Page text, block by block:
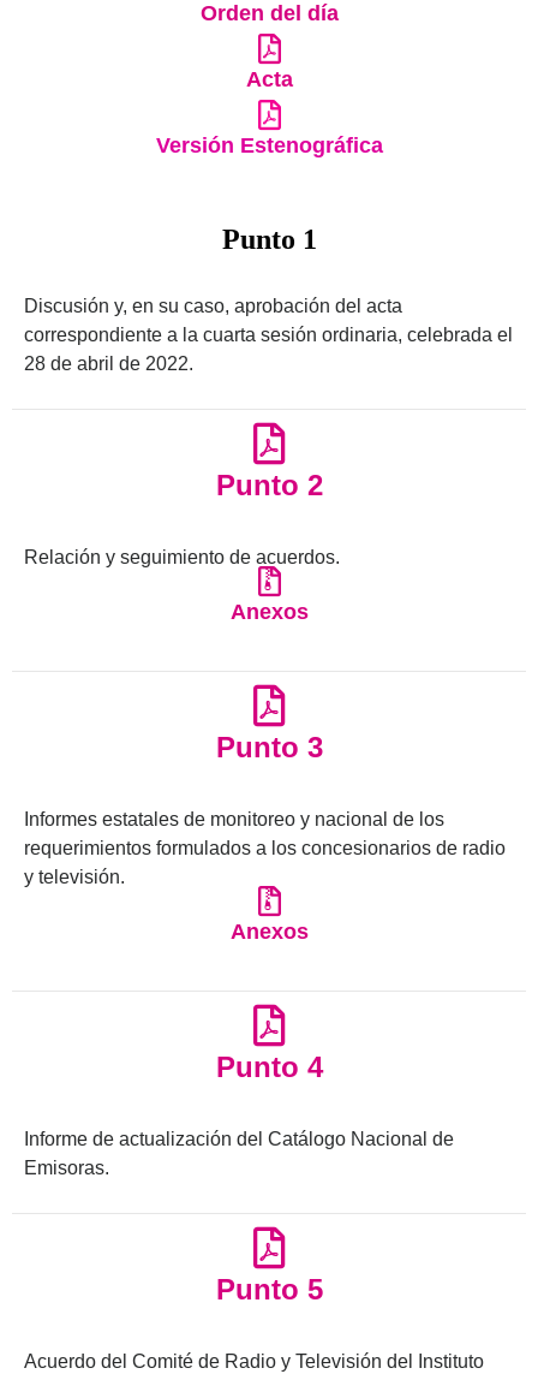
Orden del día
Acta
Versión Estenográfica
Punto 1
Discusión y, en su caso, aprobación del acta
correspondiente a la cuarta sesión ordinaria, celebrada el
28 de abril de 2022.
Punto 2
Relación y seguimiento de acuerdos.
Anexos
Punto 3
Informes estatales de monitoreo y nacional de los
requerimientos formulados a los concesionarios de radio
y televisión.
Anexos
Punto 4
Informe de actualización del Catálogo Nacional de
Emisoras.
Punto 5
Acuerdo del Comité de Radio y Televisión del Instituto